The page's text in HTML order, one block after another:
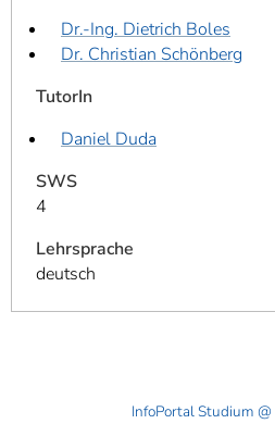
Dr.-Ing. Dietrich Boles
Dr. Christian Schönberg
TutorIn
Daniel Duda
SWS
4
Lehrsprache
deutsch
InfoPortal Studium